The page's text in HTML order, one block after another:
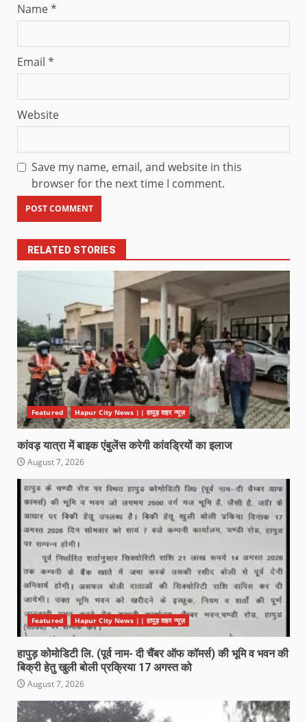
Name*
Email *
Website
Save my name, email, and website in this
browser for the next time I comment.
RELATED STORIES
Featured Hapur City News || हापुड़ शहर न्यूज़
कांवड़ यात्रा में बाइक एंबुलेंस करेगी कांवड्रियों का इलाज
August 7, 2026
Featured Hapur City News || हापुड़ शहर न्यूज़
हापुड़ कोमोडिटी लि. (पूर्व नाम- दी चैंबर ऑफ कॉमर्स) की भूमि व भवन की
बिक्री हेतु खुली बोली प्रक्रिया 17 अगस्त को
August 7, 2026